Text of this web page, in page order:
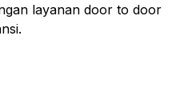
layanan door to door